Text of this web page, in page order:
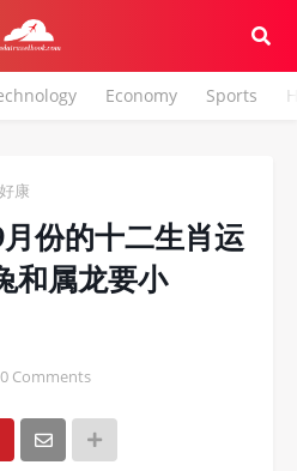
Economy Sports
康
月份的十二生肖运
和属龙要小
0 Comments